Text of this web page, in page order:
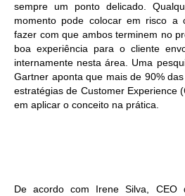
sempre um ponto delicado.
momento pode colocar em risco a
fazer com que ambos terminem no
boa experiência para o cliente
internamente nesta área. Uma
Gartner aponta que mais de 90%
estratégias de Customer Experience
em aplicar o conceito na prática.
De acordo com Irene Silva, CEO